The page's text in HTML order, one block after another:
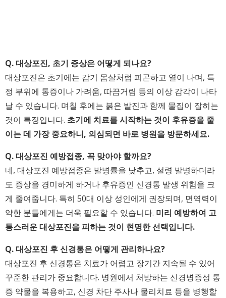
Q. 대상포진, 초기 증상은 어떻게 되나요?
대상포진은 초기에는 감기 몸살처럼 피곤하고 열이 나며, 특
정 부위에 통증이나 가려움, 따끔거림 등의 이상 감각이 나타
날 수 있습니다. 며칠 후에는 붉은 발진과 함께 물집이 잡히는
것이 특징입니다. 초기에 치료를 시작하는 것이 후유증을 줄
이는 데 가장 중요하니, 의심되면 바로 병원을 방문하세요.
Q. 대상포진 예방접종, 꼭 맞아야 할까요?
네, 대상포진 예방접종은 발병률을 낮추고, 설령 발병하더라
도 증상을 경미하게 하거나 후유증인 신경통 발생 위험을 크
게 줄여줍니다. 특히 50대 이상 성인에게 권장되며, 면역력이
약한 분들에게는 더욱 필요할 수 있습니다. 미리 예방하여 고
통스러운 대상포진을 피하는 것이 현명한 선택입니다.
Q. 대상포진 후 신경통은 어떻게 관리하나요?
대상포진 후 신경통은 치료가 어렵고 장기간 지속될 수 있어
꾸준한 관리가 중요합니다. 병원에서 처방하는 신경병증성 통
증 약물을 복용하고, 신경 차단 주사나 물리치료 등을 병행할